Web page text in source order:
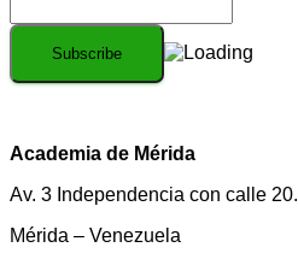
Academia de Mérida
Av. 3 Independencia con calle 20.
Mérida – Venezuela